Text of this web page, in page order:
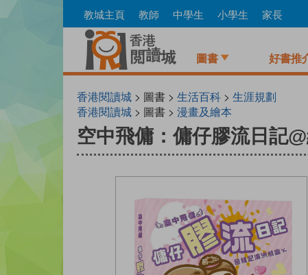
to
教城主頁 教師 中學生 小學生 家長
圖書 好書推
香港閱讀城> 圖書 > 生活百科> 生涯規劃
香港閱讀城> 圖書 > 漫畫及繪本
空中飛傭：傭仔膠流日記